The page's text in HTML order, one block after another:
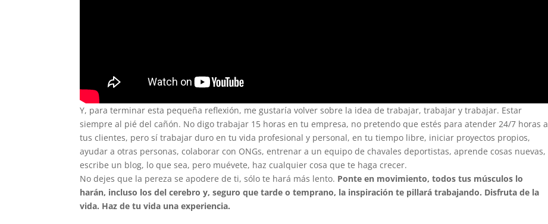
Y, para terminar esta pequeña reflexión, me gustaría volver sobre la idea de trabajar, trabajar y trabajar. Estar
siempre al pié del cañón. No digo trabajar 15 horas en tu empresa, no pretendo que estés para atender 24/7 horas a
tus clientes, pero sí trabajar duro en tu vida profesional y personal, en tu tiempo libre, iniciar proyectos propios,
ayudar a otras personas, colaborar con ONGs, entrenar a un equipo de chavales deportistas, aprende cosas nuevas,
escribe un blog, lo que sea, pero muévete, haz cualquier cosa que te haga crecer.
No dejes que la pereza se apodere de ti, sólo te hará más lento. Ponte en movimiento, todos tus músculos lo
harán, incluso los del cerebro y, seguro que tarde o temprano, la inspiración te pillará trabajando. Disfruta de la
vida. Haz de tu vida una experiencia.